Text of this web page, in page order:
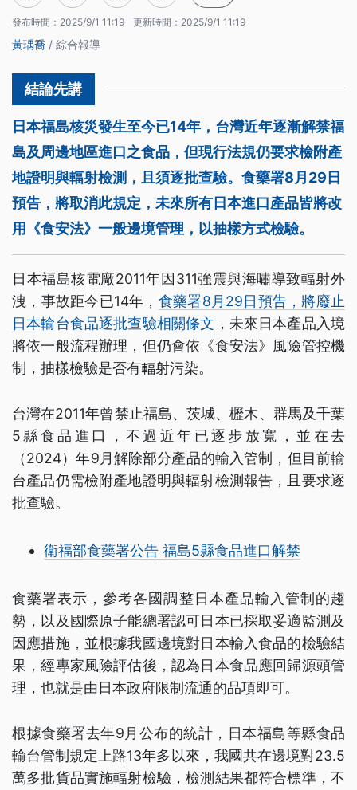
發布時間： 2025/9/1 11:19 更新時間： 2025/9/1 11:19
黃瑀喬 / 綜合報導
日本福島核災發生至今已14年，台灣近年逐漸解禁福
島及周邊地區進口之食品，但現行法規仍要求檢附產
地證明與輻射檢測，且須逐批查驗。食藥署8月29日
預告，將取消此規定，未來所有日本進口產品皆將改
用《食安法》一般邊境管理，以抽樣方式檢驗。
日本福島核電廠2011年因311強震與海嘯導致輻射外
洩，事故距今已14年， 食藥署8月29日預告，將廢止
日本輸台食品逐批查驗相關條文 ，未來日本產品入境
將依一般流程辦理，但仍會依《食安法》風險管控機
制，抽樣檢驗是否有輻射污染。
台灣在2011年曾禁止福島、茨城、櫪木、群馬及千葉
5縣食品進口，不過近年已逐步放寬，並在去
（2024）年9月解除部分產品的輸入管制，但目前輸
台產品仍需檢附產地證明與輻射檢測報告，且要求逐
批查驗。
衛福部食藥署公告 福島5縣食品進口解禁
食藥署表示，參考各國調整日本產品輸入管制的趨
勢，以及國際原子能總署認可日本已採取妥適監測及
因應措施，並根據我國邊境對日本輸入食品的檢驗結
果，經專家風險評估後，認為日本食品應回歸源頭管
理，也就是由日本政府限制流通的品項即可。
根據食藥署去年9月公布的統計，日本福島等縣食品
輸台管制規定上路13年多以來，我國共在邊境對23.5
萬多批貨品實施輻射檢驗，檢測結果都符合標準，不